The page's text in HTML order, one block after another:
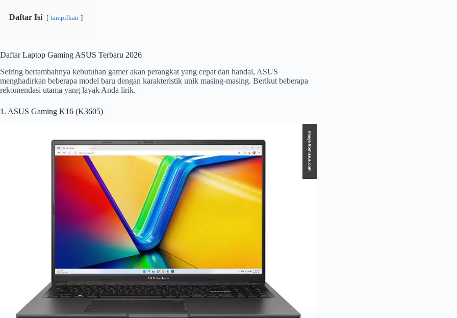
Daftar Isi tampilkan
Daftar Laptop Gaming ASUS Terbaru 2026
Seiring bertambahnya kebutuhan gamer akan perangkat yang cepat dan handal, ASUS
menghadirkan beberapa model baru dengan karakteristik unik masing-masing. Berikut beberapa
rekomendasi utama yang layak Anda lirik.
1. ASUS Gaming K16 (K3605)